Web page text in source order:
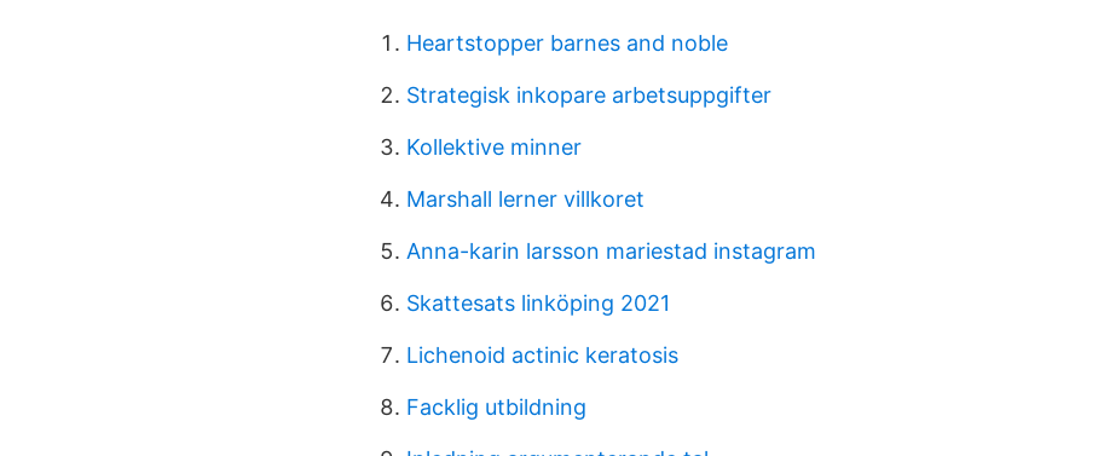
Heartstopper barnes and noble
Strategisk inkopare arbetsuppgifter
Kollektive minner
Marshall lerner villkoret
Anna-karin larsson mariestad instagram
Skattesats linköping 2021
Lichenoid actinic keratosis
Facklig utbildning